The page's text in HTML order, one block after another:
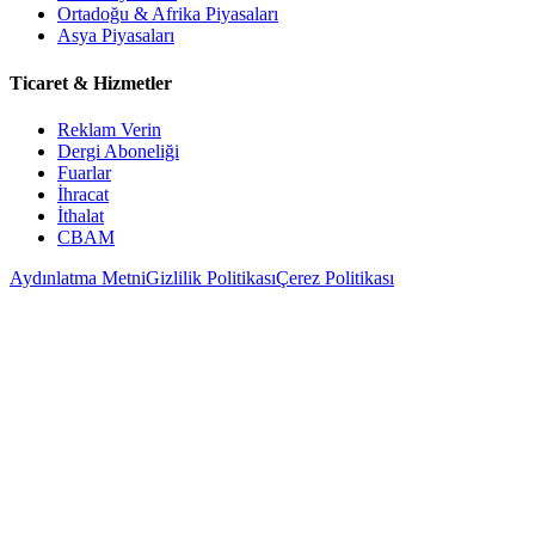
Ortadoğu & Afrika Piyasaları
Asya Piyasaları
Ticaret & Hizmetler
Reklam Verin
Dergi Aboneliği
Fuarlar
İhracat
İthalat
CBAM
Aydınlatma MetniGizlilik PolitikasıÇerez Politikası